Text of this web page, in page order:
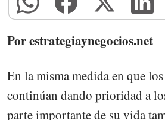
Por estrategiaynegocios.net
En la misma medida en que
continúan dando prioridad a
parte importante de su vida